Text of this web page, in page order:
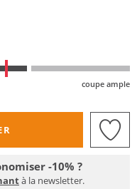
coupe ample
-10% ?
à la newsletter.